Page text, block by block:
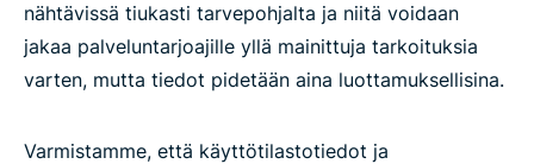
nähtävissä tiukasti tarvepohjalta ja niitä voidaan
jakaa palveluntarjoajille yllä mainittuja tarkoituksia
varten, mutta tiedot pidetään aina luottamuksellisina.
Varmistamme, että käyttötilastotiedot ja